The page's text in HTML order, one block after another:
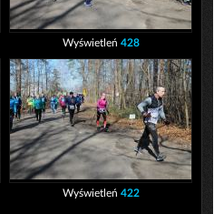
Wyświetleń 428
Wyświetleń 422